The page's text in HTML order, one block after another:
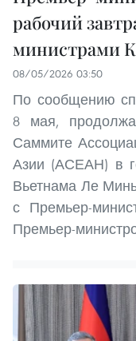
рабочий
министрами
08/05/2026 03:50
По сообщению
8 мая,
Саммите
Азии (АСЕАН) в
Вьетнама Ле
с Премьер-
Премьер-